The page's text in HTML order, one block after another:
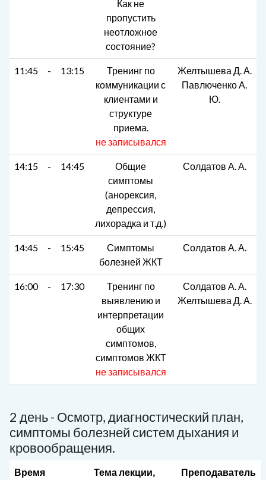
Как не
пропустить
неотложное
состояние?
11:45 - 13:15
Тренинг по
коммуникации с
клиентами и
структуре
приема.
не записывался
Желтышева Д. А.
Павлюченко А.
Ю.
14:15 - 14:45
Общие
симптомы
(анорексия,
депрессия,
лихорадка и т.д.)
Солдатов А. А.
14:45 - 15:45
Симптомы
болезней ЖКТ
Солдатов А. А.
16:00 - 17:30
Тренинг по
выявлению и
интерпретации
общих
симптомов,
симптомов ЖКТ
не записывался
Солдатов А. А.
Желтышева Д. А.
2 день - Осмотр, диагностический план,
симптомы болезней систем дыхания и
кровообращения.
Время
Тема лекции,
Преподаватель